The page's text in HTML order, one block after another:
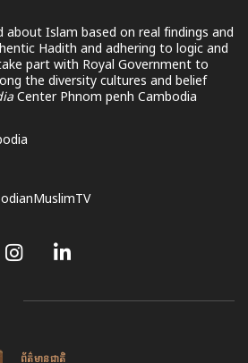
about Islam based on real findings and
Hadith and adhering to logic and
part with Royal Government to
the diversity cultures and belief
Center Phnom penh Cambodia
ព័ត៌មានជាតិ